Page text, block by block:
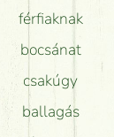
férfiaknak
bocsánat
csakúgy
ballagás